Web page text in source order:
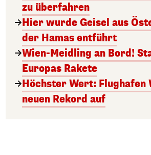
zu überfahren
Hier wurde Geisel aus
der Hamas entführt
Wien-Meidling an Bord!
Europas Rakete
Höchster Wert: Flughafen
neuen Rekord auf